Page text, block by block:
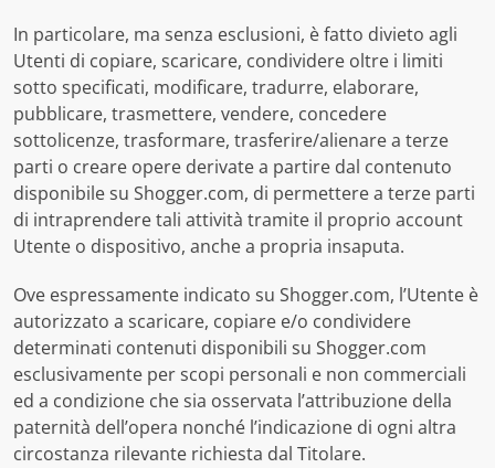
In particolare, ma senza esclusioni, è fatto divieto agli
Utenti di copiare, scaricare, condividere oltre i limiti
sotto specificati, modificare, tradurre, elaborare,
pubblicare, trasmettere, vendere, concedere
sottolicenze, trasformare, trasferire/alienare a terze
parti o creare opere derivate a partire dal contenuto
disponibile su Shogger.com, di permettere a terze parti
di intraprendere tali attività tramite il proprio account
Utente o dispositivo, anche a propria insaputa.
Ove espressamente indicato su Shogger.com, l’Utente è
autorizzato a scaricare, copiare e/o condividere
determinati contenuti disponibili su Shogger.com
esclusivamente per scopi personali e non commerciali
ed a condizione che sia osservata l’attribuzione della
paternità dell’opera nonché l’indicazione di ogni altra
circostanza rilevante richiesta dal Titolare.